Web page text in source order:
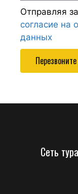
Отправляя
согласие на
данных
Сеть